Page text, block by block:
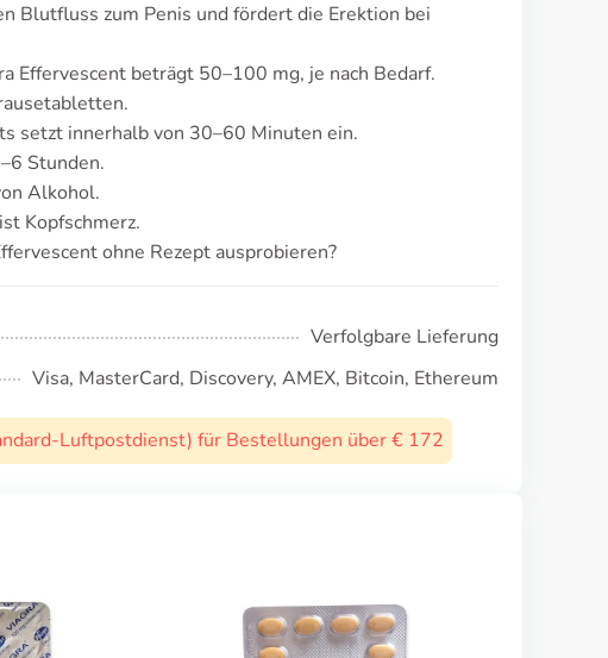
Blutfluss zum Penis und fördert die Erektion bei
Effervescent beträgt 50–100 mg, je nach Bedarf.
setzt innerhalb von 30–60 Minuten ein.
Stunden.
Alkohol.
Kopfschmerz.
ohne Rezept ausprobieren?
Verfolgbare Lieferung
Visa, MasterCard, Discovery, AMEX, Bitcoin, Ethereum
Luftpostdienst) für Bestellungen über € 172